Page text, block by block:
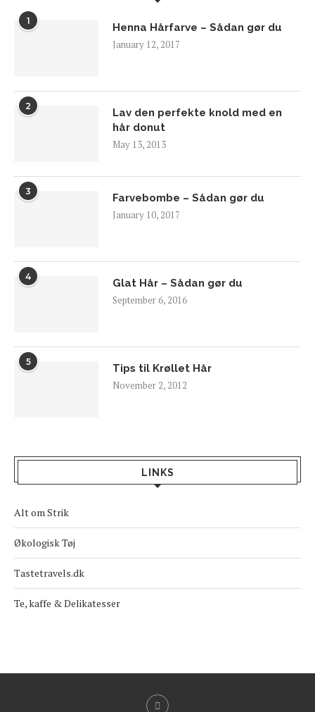
1
Henna Hårfarve – Sådan gør du
January 12, 2017
2
Lav den perfekte knold med en
hår donut
May 13, 2013
3
Farvebombe – Sådan gør du
January 10, 2017
4
Glat Hår – Sådan gør du
September 6, 2016
5
Tips til Krøllet Hår
November 2, 2012
LINKS
Alt om Strik
Økologisk Tøj
Tastetravels.dk
Te, kaffe & Delikatesser